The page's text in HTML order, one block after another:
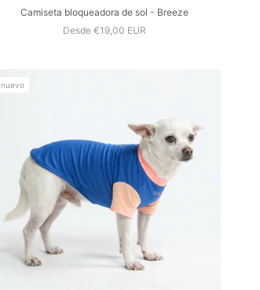
Camiseta bloqueadora de sol - Breeze
Desde €19,00 EUR
nuevo